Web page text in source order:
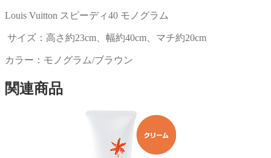
ラ
個
Louis Vuitton スピーディ40 モノグラム
サイズ：高さ約23cm、幅約40cm、マチ約20cm
カラー：モノグラム/ブラウン
関連商品